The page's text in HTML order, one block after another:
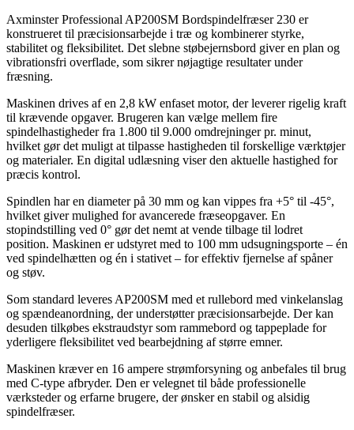
Axminster Professional AP200SM Bordspindelfræser 230 er
konstrueret til præcisionsarbejde i træ og kombinerer styrke,
stabilitet og fleksibilitet. Det slebne støbejernsbord giver en plan og
vibrationsfri overflade, som sikrer nøjagtige resultater under
fræsning.
Maskinen drives af en 2,8 kW enfaset motor, der leverer rigelig kraft
til krævende opgaver. Brugeren kan vælge mellem fire
spindelhastigheder fra 1.800 til 9.000 omdrejninger pr. minut,
hvilket gør det muligt at tilpasse hastigheden til forskellige værktøjer
og materialer. En digital udlæsning viser den aktuelle hastighed for
præcis kontrol.
Spindlen har en diameter på 30 mm og kan vippes fra +5° til -45°,
hvilket giver mulighed for avancerede fræseopgaver. En
stopindstilling ved 0° gør det nemt at vende tilbage til lodret
position. Maskinen er udstyret med to 100 mm udsugningsporte – én
ved spindelhætten og én i stativet – for effektiv fjernelse af spåner
og støv.
Som standard leveres AP200SM med et rullebord med vinkelanslag
og spændeanordning, der understøtter præcisionsarbejde. Der kan
desuden tilkøbes ekstraudstyr som rammebord og tappeplade for
yderligere fleksibilitet ved bearbejdning af større emner.
Maskinen kræver en 16 ampere strømforsyning og anbefales til brug
med C-type afbryder. Den er velegnet til både professionelle
værksteder og erfarne brugere, der ønsker en stabil og alsidig
spindelfræser.